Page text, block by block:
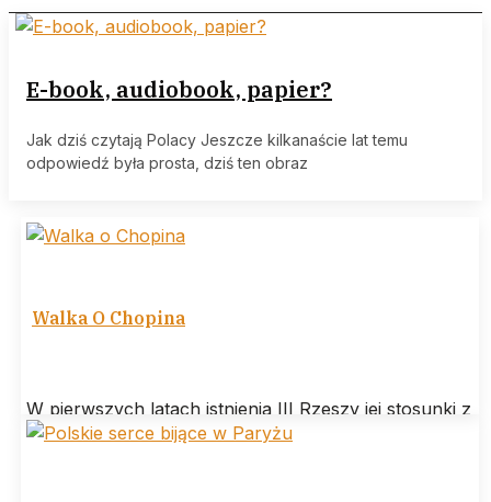
E-book, audiobook, papier?
Jak dziś czytają Polacy Jeszcze kilkanaście lat temu
odpowiedź była prosta, dziś ten obraz
Walka O Chopina
W pierwszych latach istnienia III Rzeszy jej stosunki z
Polską są w miarę poprawne, co objawia się głównie